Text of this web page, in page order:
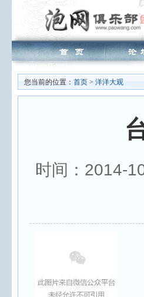
您当前的位置： 首页 > 洋洋大观
时间：2014-